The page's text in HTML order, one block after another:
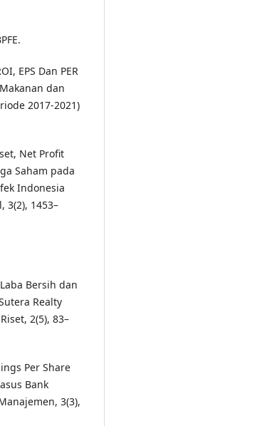
EPS Dan PER
dan
2017-2021)
Net Profit
Saham pada
Indonesia
3(2), 1453–
Bersih dan
Realty
2(5), 83–
Per Share
Bank
3(3),